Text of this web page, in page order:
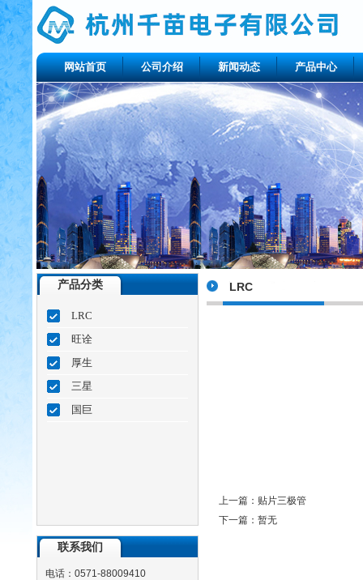
网站首页 公司介绍 新闻动态 产品中心
产品分类
LRC
旺诠
厚生
三星
国巨
联系我们
电话：0571-88009410
LRC
上一篇： 贴片三极管
下一篇：暂无